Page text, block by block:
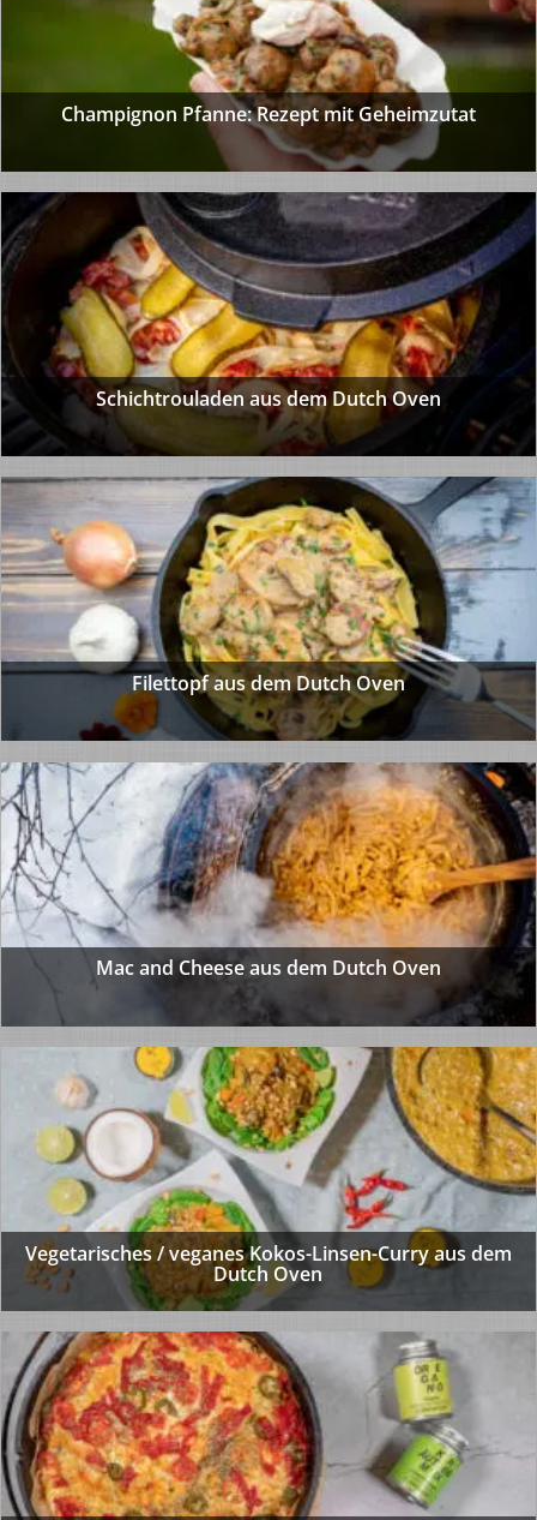
Champignon Pfanne: Rezept mit Geheimzutat
Schichtrouladen aus dem Dutch Oven
Filettopf aus dem Dutch Oven
Mac and Cheese aus dem Dutch Oven
Vegetarisches / veganes Kokos-Linsen-Curry aus dem
Dutch Oven